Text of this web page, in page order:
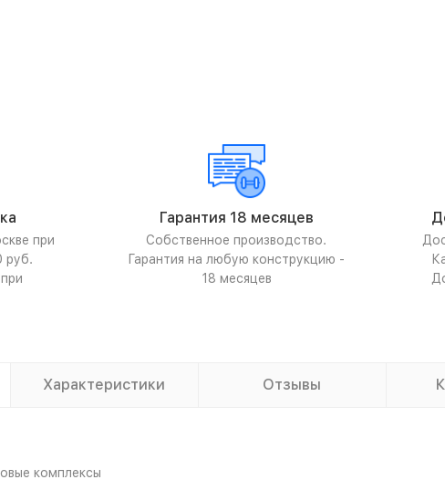
при
руб.
Гарантия 18 месяцев
Собственное производство.
Гарантия на любую конструкцию -
18 месяцев
Характеристики Отзывы
комплексы